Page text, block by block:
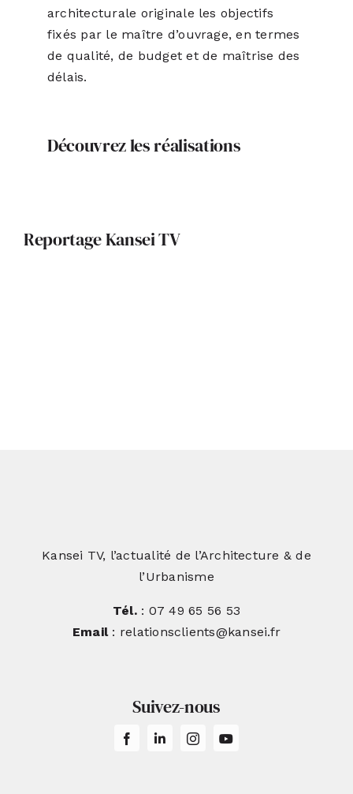
architecturale originale les objectifs
fixés par le maître d’ouvrage, en termes
de qualité, de budget et de maîtrise des
délais.
Découvrez les réalisations
Reportage Kansei TV
Kansei TV, l’actualité de l’Architecture & de
l’Urbanisme
Tél.: 07 49 65 56 53
Email: relationsclients@kansei.fr
Suivez-nous